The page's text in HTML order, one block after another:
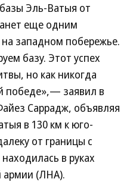
Эль-Ватыя от
еще одним
западном побережье.
базу. Этот успех
но как никогда
победе»,— заявил в
Саррадж, объявляя
в 130 км к юго-
от границы с
в руках
армии (ЛНА).